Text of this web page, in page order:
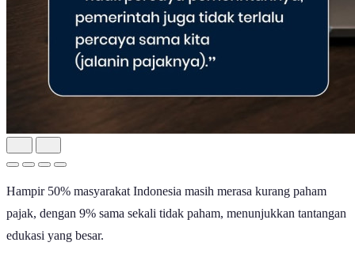
Hampir 50% masyarakat Indonesia masih merasa kurang paham
pajak, dengan 9% sama sekali tidak paham, menunjukkan tantangan
edukasi yang besar.